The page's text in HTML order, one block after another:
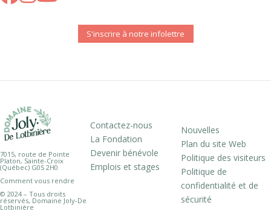
S'inscrire à notre infolettre
7015, route de Pointe
Platon, Sainte-Croix
(Québec) G0S 2H0
Comment vous rendre
© 2024 – Tous droits
réservés, Domaine Joly-De
Lotbinière
Contactez-nous
La Fondation
Devenir bénévole
Emplois et stages
Nouvelles
Plan du site Web
Politique des visiteurs
Politique de
confidentialité et de
sécurité